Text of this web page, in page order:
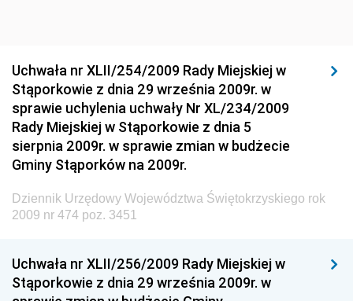
Środowiska
Dziennik Urzędowy Ministerstwa Administracji,
Gospodarki Terenowej i Ochrony Środowiska
Dziennik Urzędowy Ministerstwa Administracji i
Gospodarki Przestrzennej
Dziennik Urzędowy Unii Europejskiej, L
Dziennik Urzędowy Ministerstwa Komunikacji
Chemicznego i Lekkiego
Dziennik Urzędowy Ministerstwa Rolnictwa i
Uchwała nr XLII/254/2009 Rady Miejskiej w
Stąporkowie z dnia 29 września 2009r. w
sprawie uchylenia uchwały Nr XL/234/2009
Rady Miejskiej w Stąporkowie z dnia 5
sierpnia 2009r. w sprawie zmian w budżecie
Gminy Stąporków na 2009r.
Dziennik Urzędowy Województwa Świętokrzyskiego rok
2009 nr 474 poz. 3451
Uchwała nr XLII/256/2009 Rady Miejskiej w
Stąporkowie z dnia 29 września 2009r. w